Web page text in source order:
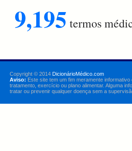
9,195 termos
Copyright © 2014 DicionárioMédico.com
Aviso: Este site tem um fim meramente
tratamento, exercício ou plano alimentar. Alguma
tratar ou prevenir qualquer doença sem a